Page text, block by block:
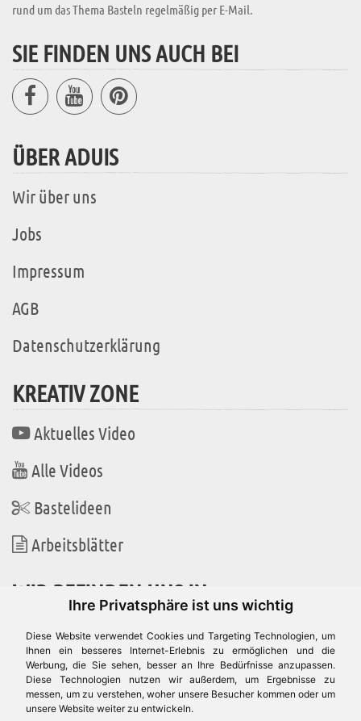
Ihre Privatsphäre ist uns wichtig
Diese Website verwendet Cookies und Targeting Technologien, um
Ihnen ein besseres Internet-Erlebnis zu ermöglichen und die
Werbung, die Sie sehen, besser an Ihre Bedürfnisse anzupassen.
Diese Technologien nutzen wir außerdem, um Ergebnisse zu
messen, um zu verstehen, woher unsere Besucher kommen oder um
unsere Website weiter zu entwickeln.
rund um das Thema Basteln regelmäßig per E-Mail.
SIE FINDEN UNS AUCH BEI
ÜBER ADUIS
Wir über uns
Jobs
Impressum
AGB
Datenschutzerklärung
KREATIV ZONE
Aktuelles Video
Alle Videos
Bastelideen
Arbeitsblätter
WIR BEFINDEN UNS IN
Es gibt uns auch in